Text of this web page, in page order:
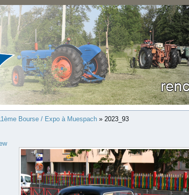
Bourse / Expo à Muespach » 2023_93